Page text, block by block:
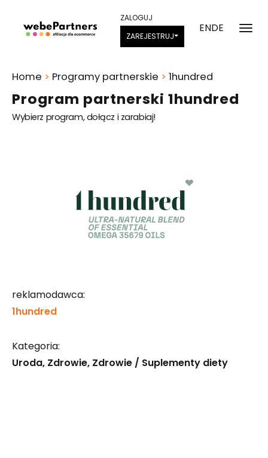
ENDE
ZALOGUJ
ZAREJESTRUJ
Program partnerski 1hundred
Wybierz program, dołącz i zarabiaj!
Home > Programy partnerskie > 1hundred
reklamodawca:
1hundred
Kategoria:
Uroda Zdrowie Zdrowie / Suplementy diety